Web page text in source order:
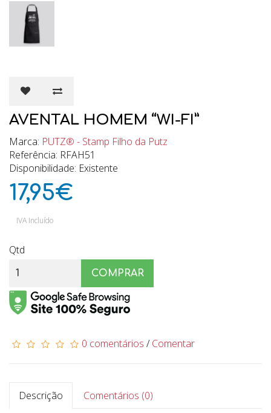
AVENTAL HOMEM “WI-FI”
Marca: PUTZ® - Stamp Filho da Putz
Referência: RFAH51
Disponibilidade: Existente
17,95€
IVA Incluído
Qtd
COMPRAR
0 comentários /Comentar
Descrição Comentários (0)